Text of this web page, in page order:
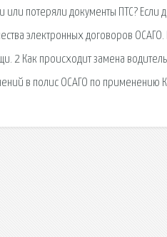
или потеряли документы ПТС?
электронных договоров
2 Как происходит замена
в полис ОСАГО по применению